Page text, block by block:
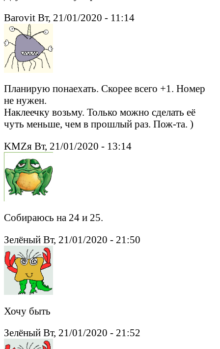
Barovit Вт, 21/01/2020 - 11:14
Планирую понаехать. Скорее всего +1. Номер
не нужен.
Наклеечку возьму. Только можно сделать её
чуть меньше, чем в прошлый раз. Пож-та. )
KMZя Вт, 21/01/2020 - 13:14
Собираюсь на 24 и 25.
Зелёный Вт, 21/01/2020 - 21:50
Хочу быть
Зелёный Вт, 21/01/2020 - 21:52